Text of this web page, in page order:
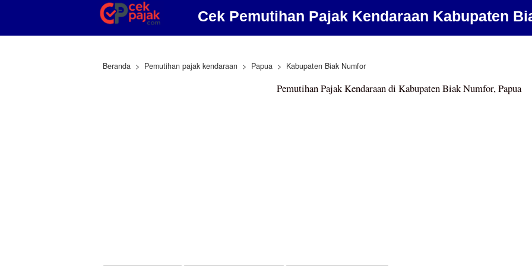
Cek Pemutihan Pajak Kendaraan Kabupaten
Beranda Pemutihan pajak kendaraan Papua Kabupaten Biak Numfor
Pemutihan Pajak Kendaraan di Kabupaten Biak Numfor, Papua